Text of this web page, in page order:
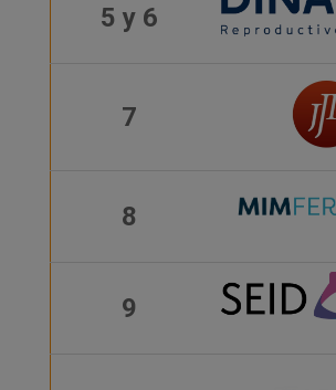
5 y 6
7
8
9